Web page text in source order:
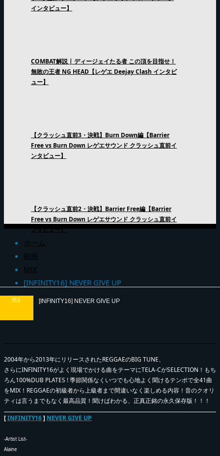
インタビュー】
COMBAT解説 | ディージェイたる者 この頂を目指せ！
無敗の王者 NG HEAD【レゲエ Deejay Clash インタビ
ュー】
【クラッシュ直前3・決戦】Burn Down編【Barrier
Free vs Burn Down レゲエサウンド クラッシュ直前イ
ンタビュー】
【クラッシュ直前2・決戦】Barrier Free編【Barrier
Free vs Burn Down レゲエサウンド クラッシュ直前イ
ンタビュー】
ホーム
動画
MIX
[INFINITY16] NEVER GIVE UP
MIX [INFINITY16] NEVER GIVE UP
2004年から2013年にリリースされたREGGAEのBIG TUNE、
さらにINFINITY16がよく現場でかける曲をテーマにTELA-CがSELECTION！もち
ろん100%DUB PLATES ! 季節関係なくいつでも心地よく聞けるテンポで全41曲
をMIX！REGGAEの初級者から上級者まで間違いなく楽しめる内容！音のクオリ
ティは言うまでもなく最高品質！聞けばわかる、正真正銘の永久保存版！！！
[INFINITY16] NEVER GIVE UP
-Artist List-
Alaine